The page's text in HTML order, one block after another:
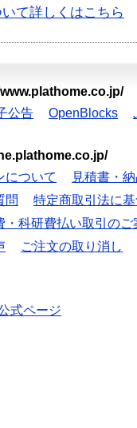
て詳しくはこちら
公告 OpenBlocks
について
見積書・
問
特定商取引法に
・科研費払い取引のご
ご注文の取り消し
式ページ